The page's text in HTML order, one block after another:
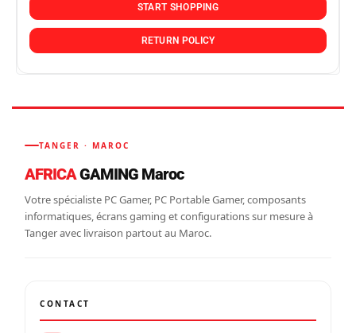
START SHOPPING
RETURN POLICY
TANGER · MAROC
AFRICAGAMING Maroc
Votre spécialiste PC Gamer, PC Portable Gamer, composants
informatiques, écrans gaming et configurations sur mesure à
Tanger avec livraison partout au Maroc.
CONTACT